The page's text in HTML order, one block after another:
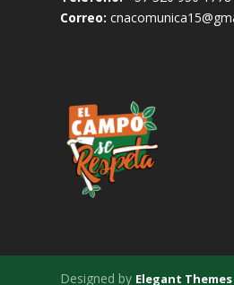
Correo:
Designed by Elegant Themes